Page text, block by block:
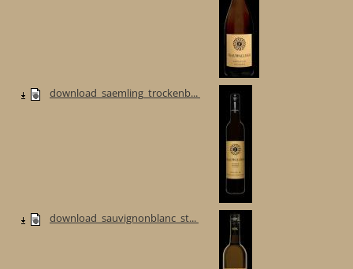
download_saemling_trockenb...
download_sauvignonblanc_st...